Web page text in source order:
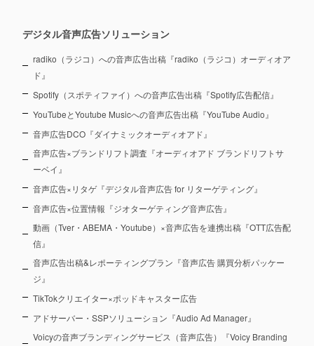
デジタル音声広告ソリューション
radiko（ラジコ）への音声広告出稿『radiko（ラジコ）オーディオア
ド』
Spotify（スポティファイ）への音声広告出稿『Spotify広告配信』
YouTubeとYoutube Musicへの音声広告出稿『YouTube Audio』
音声広告DCO『ダイナミックオーディオアド』
音声広告×ブランドリフト調査『オーディオアド ブランドリフトサ
ーベイ』
音声広告×リタゲ『デジタル音声広告 for リターゲティング』
音声広告×位置情報『ジオターゲティング音声広告』
動画（Tver・ABEMA・Youtube）×音声広告を連携出稿『OTT広告配
信』
音声広告出稿&レポーティングプラン『音声広告 購買分析パッケー
ジ』
TikTokクリエイター×ポッドキャスター広告
アドサーバー・SSPソリューション『Audio Ad Manager』
Voicyの音声ブランディングサービス（音声広告）『Voicy Branding